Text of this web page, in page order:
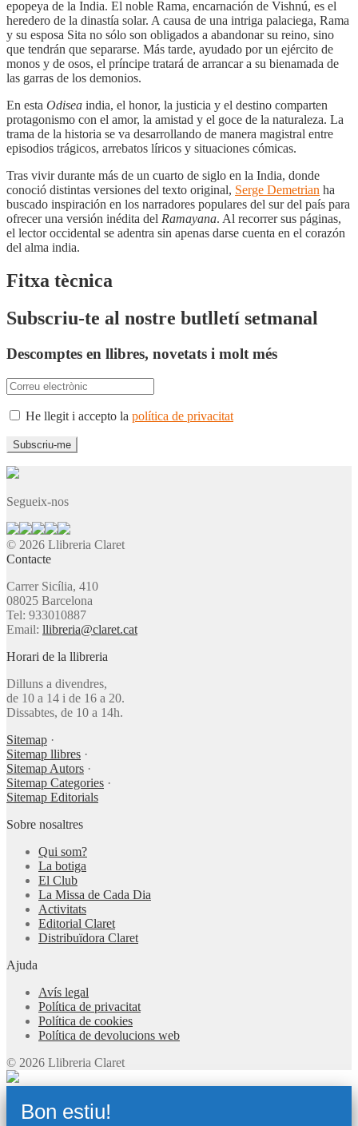
epopeya de la India. El noble Rama, encarnación de Vishnú, es el
heredero de la dinastía solar. A causa de una intriga palaciega, Rama
y su esposa Sita no sólo son obligados a abandonar su reino, sino
que tendrán que separarse. Más tarde, ayudado por un ejército de
monos y de osos, el príncipe tratará de arrancar a su bienamada de
las garras de los demonios.
En esta Odisea india, el honor, la justicia y el destino comparten
protagonismo con el amor, la amistad y el goce de la naturaleza. La
trama de la historia se va desarrollando de manera magistral entre
episodios trágicos, arrebatos líricos y situaciones cómicas.
Tras vivir durante más de un cuarto de siglo en la India, donde
conoció distintas versiones del texto original, Serge Demetrian ha
buscado inspiración en los narradores populares del sur del país para
ofrecer una versión inédita del Ramayana. Al recorrer sus páginas,
el lector occidental se adentra sin apenas darse cuenta en el corazón
del alma india.
Fitxa tècnica
Subscriu-te al nostre butlletí setmanal
Descomptes en llibres, novetats i molt més
He llegit i accepto la política de privacitat
Segueix-nos
© 2026 Llibreria Claret
Contacte
Carrer Sicília, 410
08025 Barcelona
Tel: 933010887
Email: llibreria@claret.cat
Horari de la llibreria
Dilluns a divendres,
de 10 a 14 i de 16 a 20.
Dissabtes, de 10 a 14h.
Sitemap ·
Sitemap llibres ·
Sitemap Autors ·
Sitemap Categories ·
Sitemap Editorials
Sobre nosaltres
Qui som?
La botiga
El Club
La Missa de Cada Dia
Activitats
Editorial Claret
Distribuïdora Claret
Ajuda
Avís legal
Política de privacitat
Política de cookies
Política de devolucions web
© 2026 Llibreria Claret
Bon estiu!